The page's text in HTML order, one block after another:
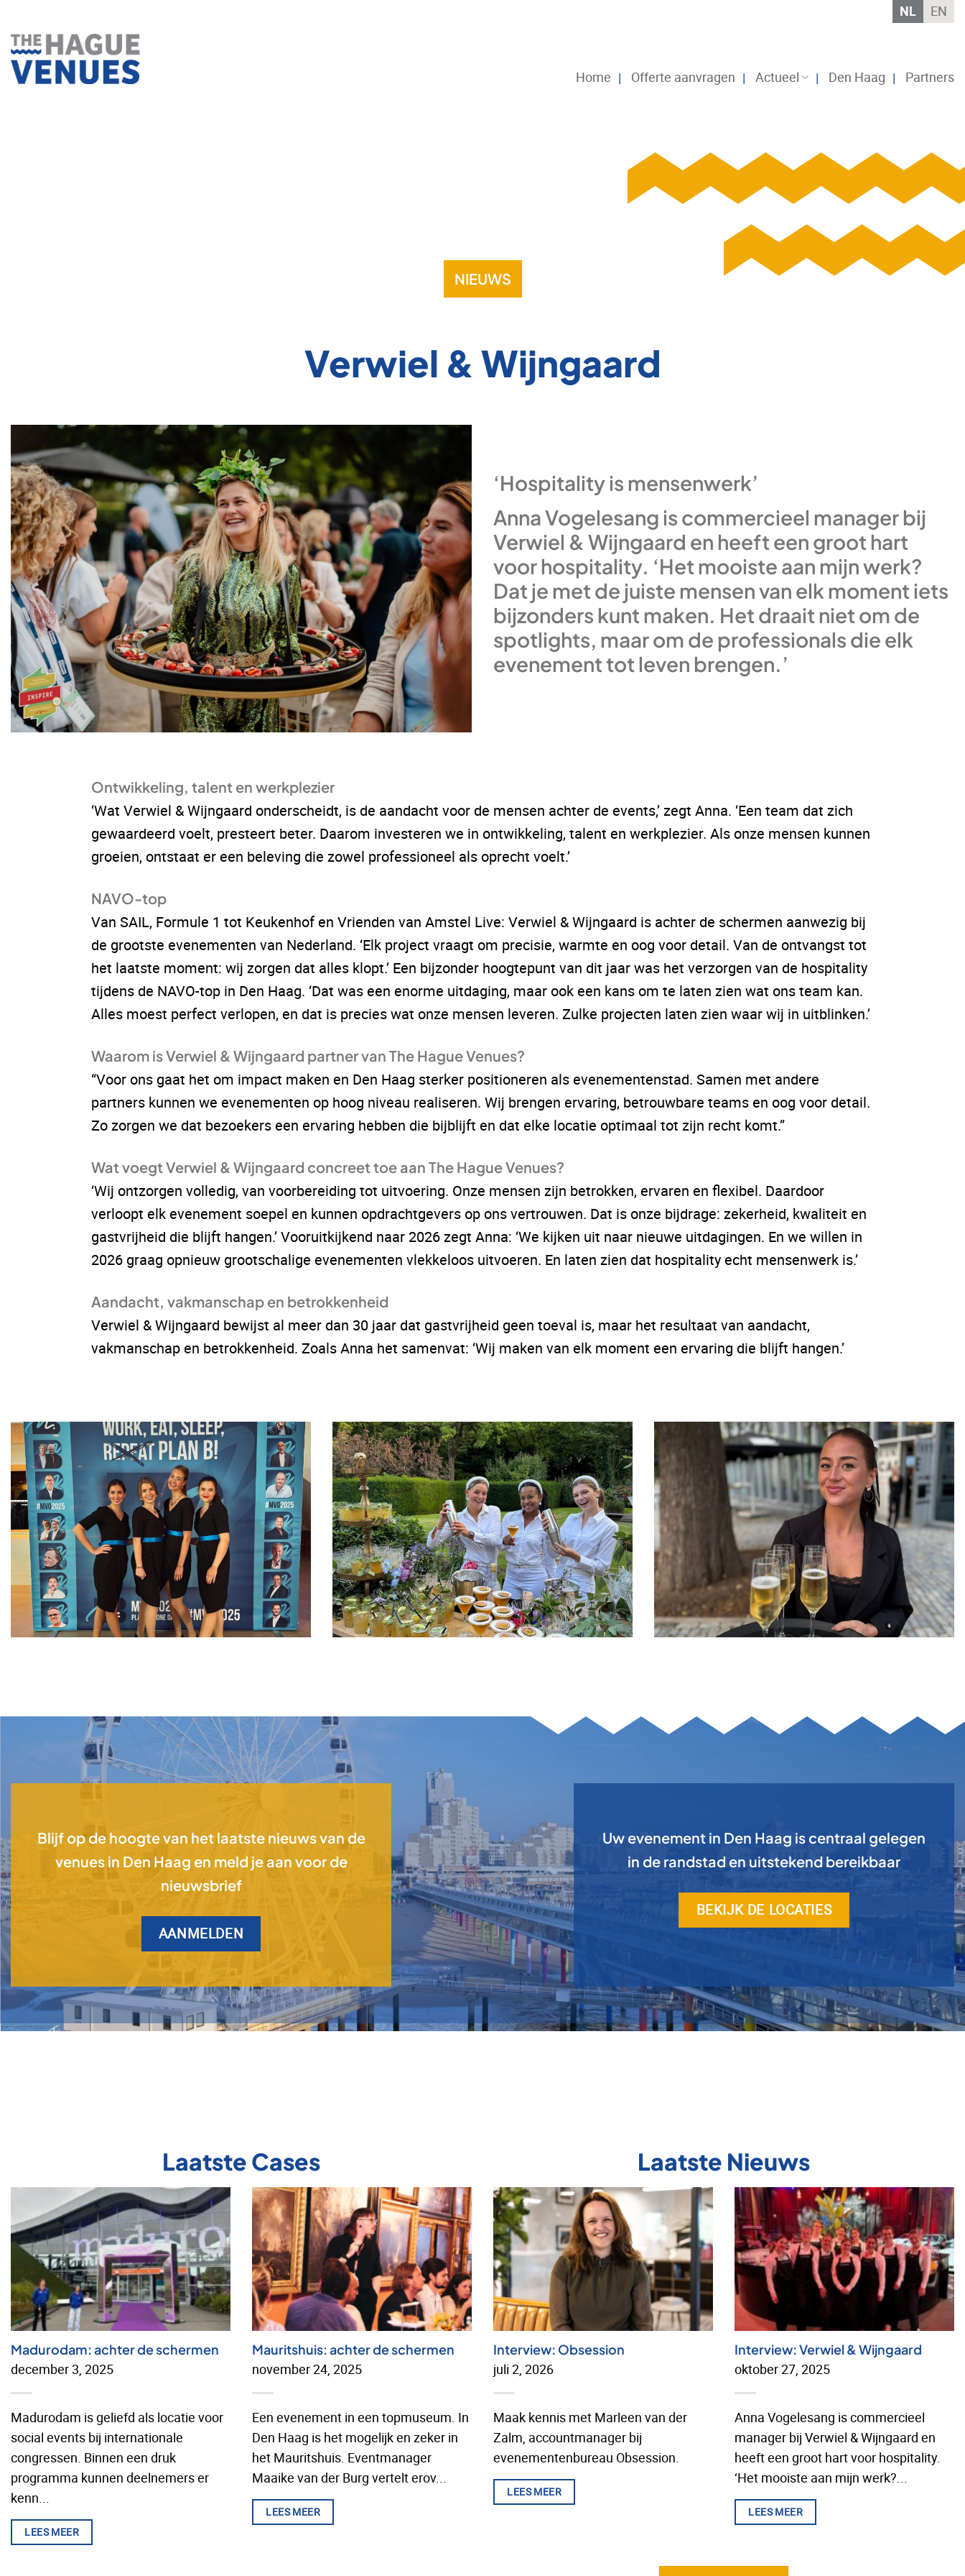
naar
inhoud
NL EN
Home Offerte aanvragen Actueel Den Haag Partners
NIEUWS
Verwiel & Wijngaard
‘Hospitality is mensenwerk’
Anna Vogelesang is commercieel manager bij
Verwiel & Wijngaard en heeft een groot hart
voor hospitality. ‘Het mooiste aan mijn werk?
Dat je met de juiste mensen van elk moment iets
bijzonders kunt maken. Het draait niet om de
spotlights, maar om de professionals die elk
evenement tot leven brengen.’
Ontwikkeling, talent en werkplezier
‘Wat Verwiel & Wijngaard onderscheidt, is de aandacht voor de mensen achter de events,’ zegt Anna. ‘Een team dat zich
gewaardeerd voelt, presteert beter. Daarom investeren we in ontwikkeling, talent en werkplezier. Als onze mensen kunnen
groeien, ontstaat er een beleving die zowel professioneel als oprecht voelt.’
NAVO-top
Van SAIL, Formule 1 tot Keukenhof en Vrienden van Amstel Live: Verwiel & Wijngaard is achter de schermen aanwezig bij
de grootste evenementen van Nederland. ‘Elk project vraagt om precisie, warmte en oog voor detail. Van de ontvangst tot
het laatste moment: wij zorgen dat alles klopt.’ Een bijzonder hoogtepunt van dit jaar was het verzorgen van de hospitality
tijdens de NAVO-top in Den Haag. ‘Dat was een enorme uitdaging, maar ook een kans om te laten zien wat ons team kan.
Alles moest perfect verlopen, en dat is precies wat onze mensen leveren. Zulke projecten laten zien waar wij in uitblinken.’
Waarom is Verwiel & Wijngaard partner van The Hague Venues?
“Voor ons gaat het om impact maken en Den Haag sterker positioneren als evenementenstad. Samen met andere
partners kunnen we evenementen op hoog niveau realiseren. Wij brengen ervaring, betrouwbare teams en oog voor detail.
Zo zorgen we dat bezoekers een ervaring hebben die bijblijft en dat elke locatie optimaal tot zijn recht komt.”
Wat voegt Verwiel & Wijngaard concreet toe aan The Hague Venues?
‘Wij ontzorgen volledig, van voorbereiding tot uitvoering. Onze mensen zijn betrokken, ervaren en flexibel. Daardoor
verloopt elk evenement soepel en kunnen opdrachtgevers op ons vertrouwen. Dat is onze bijdrage: zekerheid, kwaliteit en
gastvrijheid die blijft hangen.’ Vooruitkijkend naar 2026 zegt Anna: ‘We kijken uit naar nieuwe uitdagingen. En we willen in
2026 graag opnieuw grootschalige evenementen vlekkeloos uitvoeren. En laten zien dat hospitality echt mensenwerk is.’
Aandacht, vakmanschap en betrokkenheid
Verwiel & Wijngaard bewijst al meer dan 30 jaar dat gastvrijheid geen toeval is, maar het resultaat van aandacht,
vakmanschap en betrokkenheid. Zoals Anna het samenvat: ‘Wij maken van elk moment een ervaring die blijft hangen.’
Blijf op de hoogte van het laatste nieuws van de
venues in Den Haag en meld je aan voor de
nieuwsbrief
AANMELDEN
Uw evenement in Den Haag is centraal gelegen
in de randstad en uitstekend bereikbaar
BEKIJK DE LOCATIES
Laatste Cases
Madurodam: achter de schermen
december 3, 2025
Madurodam is geliefd als locatie voor
social events bij internationale
congressen. Binnen een druk
programma kunnen deelnemers er
kenn...
LEES MEER
Mauritshuis: achter de schermen
november 24, 2025
Een evenement in een topmuseum. In
Den Haag is het mogelijk en zeker in
het Mauritshuis. Eventmanager
Maaike van der Burg vertelt erov...
LEES MEER
Laatste Nieuws
Interview: Obsession
juli 2, 2026
Maak kennis met Marleen van der
Zalm, accountmanager bij
evenementenbureau Obsession.
LEES MEER
Interview: Verwiel & Wijngaard
oktober 27, 2025
Anna Vogelesang is commercieel
manager bij Verwiel & Wijngaard en
heeft een groot hart voor hospitality.
‘Het mooiste aan mijn werk?...
LEES MEER